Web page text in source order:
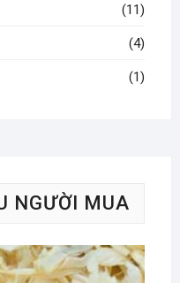
(11)
(4)
(1)
NGƯỜI MUA